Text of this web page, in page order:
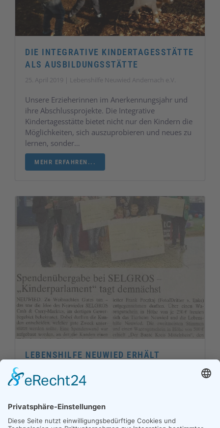
DIE INTEGRATIVE KINDERTAGESSTÄTTE
ALS AUSBILDUNGSSTÄTTE
25. April 2019 | Lebenshilfe Neuwied Andernach e.V.
Unsere Erzieherinnen im Anerkennungsjahr und
ihre Abschlussprojekte. Die Integrative
Kindertagesstätte bietet nicht nur den Kindern die
Möglichkeiten, sich auszuprobieren und neues zu
lernen, sonder…
MEHR ERFAHREN...
LEBENSHILFE NEUWIED ERHÄLT
19. März 2019 | Lebenshilfe Neuwied Andernach e.V.